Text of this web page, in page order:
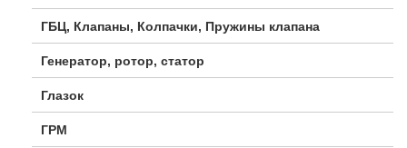
ГБЦ, Клапаны, Колпачки, Пружины клапана
Генератор, ротор, статор
Глазок
ГРМ